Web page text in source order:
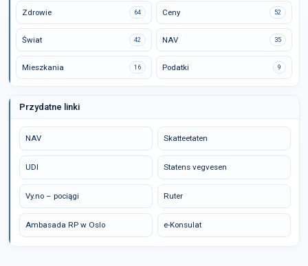
Zdrowie 64 Ceny 52
Świat 42 NAV 35
Mieszkania 16 Podatki 9
Przydatne linki
NAV Skatteetaten
UDI Statens vegvesen
Vy.no – pociągi Ruter
Ambasada RP w Oslo e-Konsulat